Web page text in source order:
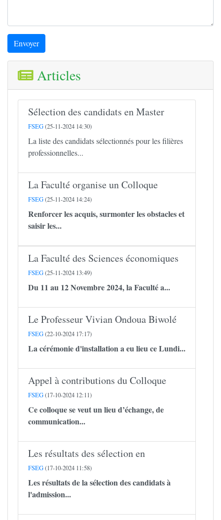
Envoyer
Articles
Sélection des candidats en Master
FSEG(25-11-2024 14:30)
La liste des candidats sélectionnés pour les filières
professionnelles...
La Faculté organise un Colloque
FSEG(25-11-2024 14:24)
Renforcer les acquis, surmonter les obstacles et
saisir les...
La Faculté des Sciences économiques
FSEG(25-11-2024 13:49)
Du 11 au 12 Novembre 2024, la Faculté a...
Le Professeur Vivian Ondoua Biwolé
FSEG(22-10-2024 17:17)
La cérémonie d'installation a eu lieu ce Lundi...
Appel à contributions du Colloque
FSEG(17-10-2024 12:11)
Ce colloque se veut un lieu d’échange, de
communication...
Les résultats des sélection en
FSEG(17-10-2024 11:58)
Les résultats de la sélection des candidats à
l'admission...